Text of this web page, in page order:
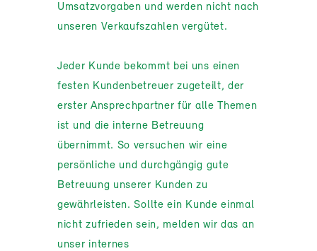
Umsatzvorgaben und werden nicht nach
unseren Verkaufszahlen vergütet.
Jeder Kunde bekommt bei uns einen
festen Kundenbetreuer zugeteilt, der
erster Ansprechpartner für alle Themen
ist und die interne Betreuung
übernimmt. So versuchen wir eine
persönliche und durchgängig gute
Betreuung unserer Kunden zu
gewährleisten. Sollte ein Kunde einmal
nicht zufrieden sein, melden wir das an
unser internes